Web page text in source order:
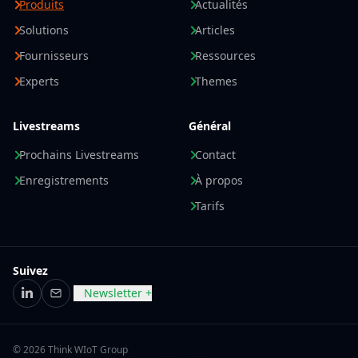
Produits
Solutions
Fournisseurs
Experts
Actualités
Articles
Ressources
Themes
Livestreams
Prochains Livestreams
Enregistrements
Général
Contact
À propos
Tarifs
Suivez
LinkedIn
E-mailNewsletter +
© 2026 Think WIoT Group